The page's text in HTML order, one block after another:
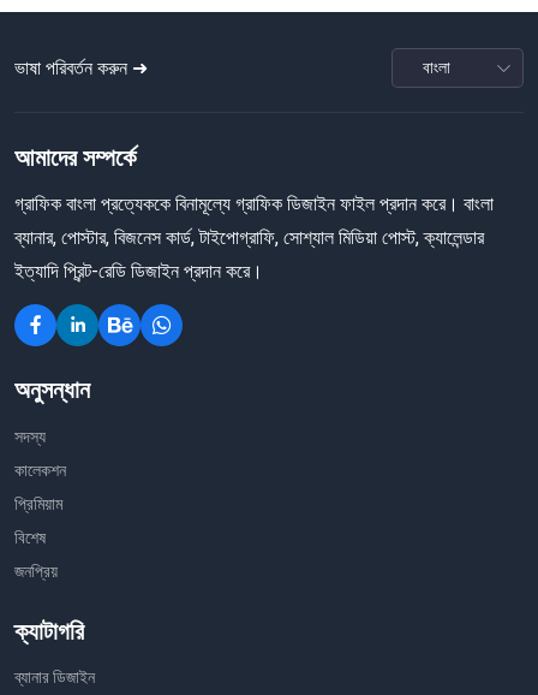
ভাষা পরিবর্তন করুন ➜
আমাদের সম্পর্কে
গ্রাফিক বাংলা প্রত্যেককে বিনামূল্যে গ্রাফিক ডিজাইন ফাইল প্রদান করে। বাংলা
ব্যানার, পোস্টার, বিজনেস কার্ড, টাইপোগ্রাফি, সোশ্যাল মিডিয়া পোস্ট, ক্যালেন্ডার
ইত্যাদি প্রিন্ট-রেডি ডিজাইন প্রদান করে।
অনুসন্ধান
সদস্য
কালেকশন
প্রিমিয়াম
বিশেষ
জনপ্রিয়
ক্যাটাগরি
ব্যানার ডিজাইন